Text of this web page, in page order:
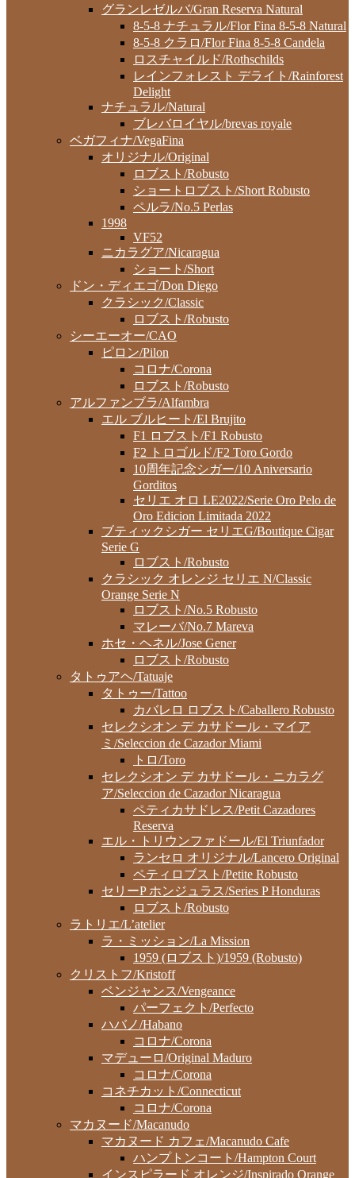
グランレゼルバ/Gran Reserva Natural
8-5-8 ナチュラル/Flor Fina 8-5-8 Natural
8-5-8 クラロ/Flor Fina 8-5-8 Candela
ロスチャイルド/Rothschilds
レインフォレスト デライト/Rainforest
Delight
ナチュラル/Natural
ブレバロイヤル/brevas royale
ベガフィナ/VegaFina
オリジナル/Original
ロブスト/Robusto
ショートロブスト/Short Robusto
ペルラ/No.5 Perlas
1998
VF52
ニカラグア/Nicaragua
ショート/Short
ドン・ディエゴ/Don Diego
クラシック/Classic
ロブスト/Robusto
シーエーオー/CAO
ピロン/Pilon
コロナ/Corona
ロブスト/Robusto
アルファンブラ/Alfambra
エル ブルヒート/El Brujito
F1 ロブスト/F1 Robusto
F2 トロゴルド/F2 Toro Gordo
10周年記念シガー/10 Aniversario
Gorditos
セリエ オロ LE2022/Serie Oro Pelo de
Oro Edicion Limitada 2022
ブティックシガー セリエG/Boutique Cigar
Serie G
ロブスト/Robusto
クラシック オレンジ セリエ N/Classic
Orange Serie N
ロブスト/No.5 Robusto
マレーバ/No.7 Mareva
ホセ・ヘネル/Jose Gener
ロブスト/Robusto
タトゥアヘ/Tatuaje
タトゥー/Tattoo
カバレロ ロブスト/Caballero Robusto
セレクシオン デ カサドール・マイア
ミ/Seleccion de Cazador Miami
トロ/Toro
セレクシオン デ カサドール・ニカラグ
ア/Seleccion de Cazador Nicaragua
ペティカサドレス/Petit Cazadores
Reserva
エル・トリウンファドール/El Triunfador
ランセロ オリジナル/Lancero Original
ペティロブスト/Petite Robusto
セリーP ホンジュラス/Series P Honduras
ロブスト/Robusto
ラトリエ/L’atelier
ラ・ミッション/La Mission
1959 (ロブスト)/1959 (Robusto)
クリストフ/Kristoff
ベンジャンス/Vengeance
パーフェクト/Perfecto
ハバノ/Habano
コロナ/Corona
マデューロ/Original Maduro
コロナ/Corona
コネチカット/Connecticut
コロナ/Corona
マカヌード/Macanudo
マカヌード カフェ/Macanudo Cafe
ハンプトンコート/Hampton Court
インスピラード オレンジ/Inspirado Orange